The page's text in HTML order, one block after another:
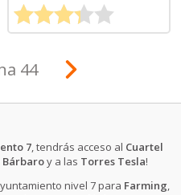
44
7, tendrás acceso al Cuartel
Bárbaroy a las Torres Tesla!
nivel 7 para Farming,